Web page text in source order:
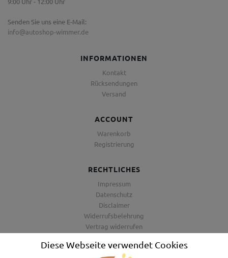
Diese Webseite verwendet Cookies
Senden Sie uns eine E-Mail:
info@autoshop-wimmer.de
INFORMATIONEN
Kontakt
Rücksendungen
Versand
ACCOUNT
Warenkorb
Registrierung
RECHTLICHES
Impressum
Datenschutz
Disclaimer
Widerrufsbelehrung
Vertrag widerrufen
Barrierefreiheitserklärung